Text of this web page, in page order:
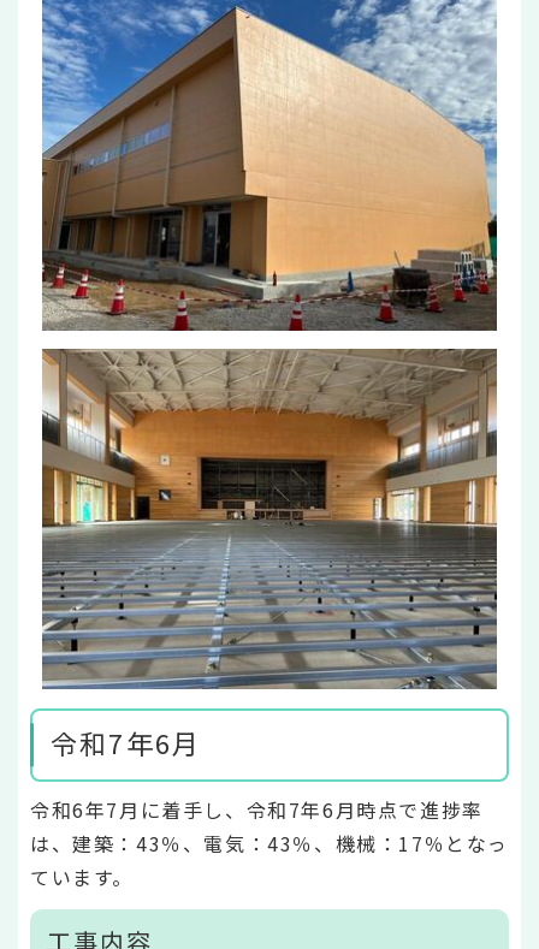
令和7年6月
令和6年7月に着手し、令和7年6月時点で進捗率
は、建築：43％、電気：43％、機械：17％となっ
ています。
工事内容